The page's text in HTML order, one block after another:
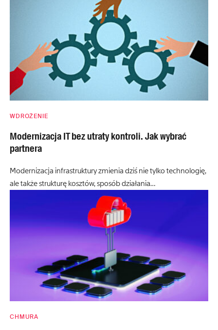
WDROŻENIE
Modernizacja IT bez utraty kontroli. Jak wybrać
partnera
Modernizacja infrastruktury zmienia dziś nie tylko technologię,
ale także strukturę kosztów, sposób działania…
CHMURA